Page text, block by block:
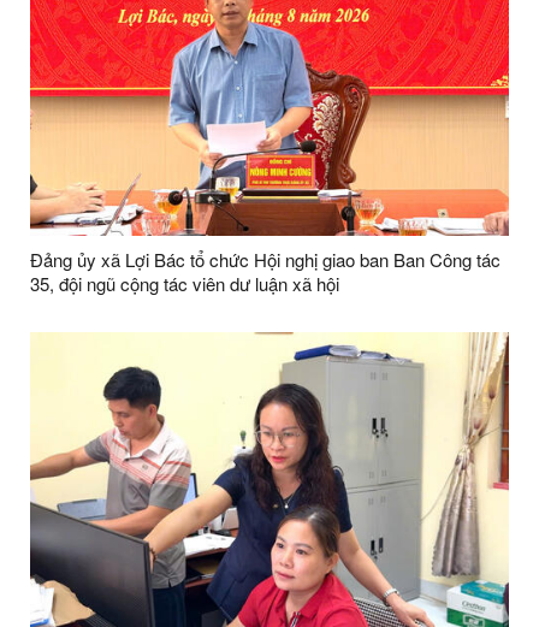
Đảng ủy xã Lợi Bác tổ chức Hội nghị giao ban Ban Công tác
35, đội ngũ cộng tác viên dư luận xã hội